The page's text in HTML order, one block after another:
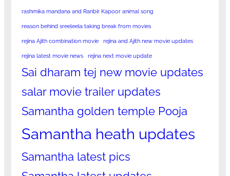
rashmika mandana and Ranbir Kapoor animal song
reason behind sreeleela taking break from movies
rejina Ajith combination movie rejina and Ajith new movie updates
rejina latest movie news rejina next movie update
Sai dharam tej new movie updates
salar movie trailer updates
Samantha golden temple Pooja
Samantha heath updates
Samantha latest pics